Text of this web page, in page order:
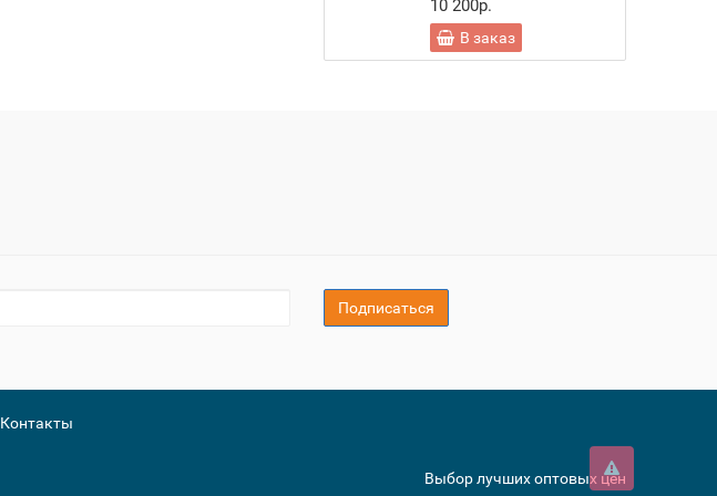
10 200р.
В заказ
Подписаться
Контакты
Выбор лучших оптовых цен